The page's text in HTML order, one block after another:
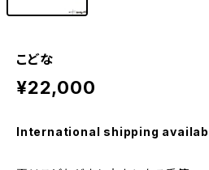
こどな
¥22,000
International shipping